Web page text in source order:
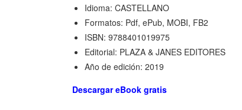
Idioma: CASTELLANO
Formatos: Pdf, ePub, MOBI, FB2
ISBN: 9788401019975
Editorial: PLAZA & JANES EDITORES
Año de edición: 2019
Descargar eBook gratis